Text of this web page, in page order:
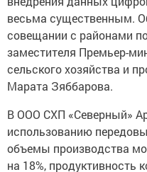
весьма существенным.
совещании с районами
заместителя Премьер-
сельского хозяйства и
Марата Зяббарова.
В ООО СХП «Северный»
использованию
объемы производства
на 18%, продуктивность